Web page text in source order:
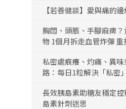
【若善健談】愛與痛的
胸悶、頭脹、手腳麻痺
物 1個月拆走血管炸彈
私密處痕癢、灼痛、異
路：每日1粒解決「私密
長效胰島素助糖友穩定
島素針劑迷思